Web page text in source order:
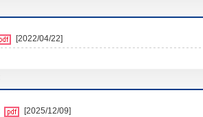
[2022/04/22]
[2025/12/09]